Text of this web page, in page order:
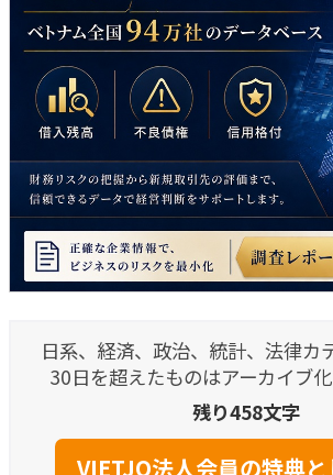
日系、経済、政治、統計、法律カ
30日を超えたものはアーカイブ
残り458文字